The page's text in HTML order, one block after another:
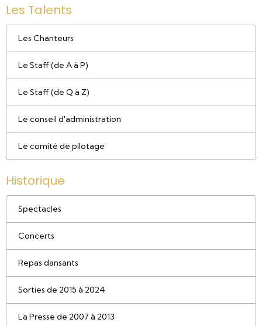
Les Talents
Les Chanteurs
Le Staff (de A à P)
Le Staff (de Q à Z)
Le conseil d'administration
Le comité de pilotage
Historique
Spectacles
Concerts
Repas dansants
Sorties de 2015 à 2024
La Presse de 2007 à 2013